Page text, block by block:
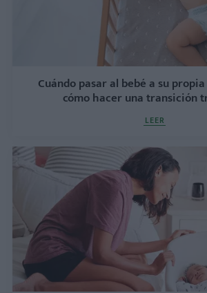
Cuándo pasar al bebé a su
cómo hacer una transición
LEER